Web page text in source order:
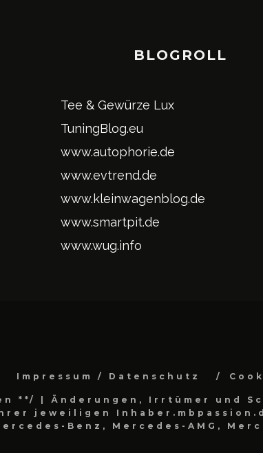
BLOGROLL
Tee & Gewürze Lux
TuningBlog.eu
www.autophorie.de
www.evtrend.de
www.kleinwagenblog.de
www.smartpit.de
www.wug.info
Impressum / Datenschutz
**/
| Änderungen, Irrtümer und
jeweiligen
Benz, Mercedes-AMG,